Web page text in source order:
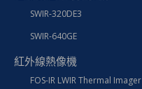
SWIR-320DE3
SWIR-640GE
紅外線熱像機
FOS-IR LWIR Thermal Imager